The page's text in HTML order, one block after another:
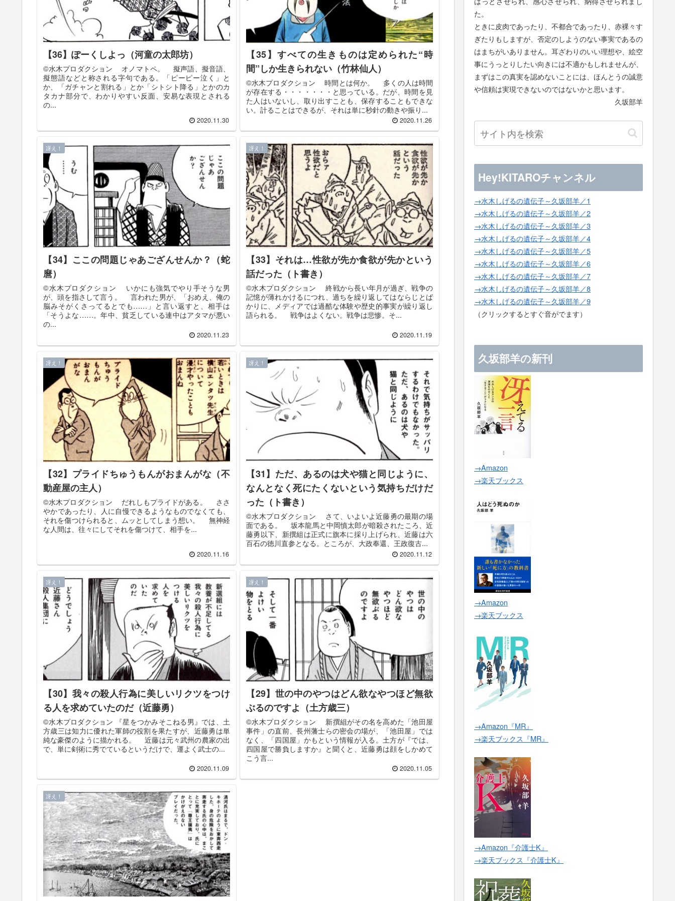
【36】ぽーくしよっ（河童の太郎坊）
©️水木プロダクション オノマトペ。 擬声語、擬音語、
擬態語などと称される字句である。「ピーピー泣く」と
か、「ガチャンと割れる」とか「シトシト降る」とかのカ
タカナ部分で、わかりやすい反面、安易な表現とされる
の...
2020.11.30
【35】すべての生きものは定められた“時
間”しか生きられない（竹林仙人）
©️水木プロダクション 時間とは何か。 多くの人は時間
が存在する・・・・・・・と思っている。だが、時間を見
た人はいないし、取り出すことも、保存することもできな
い。計ることはできるが、それは単に秒針の動きや振り...
2020.11.26
冴え！
【34】ここの問題じゃあござんせんか？（蛇
麿）
©️水木プロダクション いかにも強気でやり手そうな男
が、頭を指さして言う。 言われた男が、「おめえ、俺の
脳みそがくさってるとでも……」と言い返すと、相手は
「そうよな……。年中、貧乏している連中はアタマが悪い
の...
2020.11.23
冴え！
【33】それは…性欲が先か食欲が先かという
話だった（ト書き）
©️水木プロダクション 終戦から長い年月が過ぎ、戦争の
記憶が薄れかけるにつれ、過ちを繰り返してはならじとば
かりに、メディアでは過酷な体験や歴史的事実が繰り返し
語られる。 戦争はよくない。戦争は悲惨。そ...
2020.11.19
冴え！
【32】プライドちゅうもんがおまんがな（不
動産屋の主人）
©️水木プロダクション だれしもプライドがある。 ささ
やかであったり、人に自慢できるようなものでなくても、
それを傷つけられると、ムッとしてしまう想い。 無神経
な人間は、往々にしてそれを傷つけて、相手を...
2020.11.16
冴え！
【31】ただ、あるのは犬や猫と同じように、
なんとなく死にたくないという気持ちだけだ
った（ト書き）
©️水木プロダクション さて、いよいよ近藤勇の最期の場
面である。 坂本龍馬と中岡慎太郎が暗殺されたころ、近
藤勇以下、新撰組は正式に旗本に採り上げられ、近藤は六
百石の徳川直参となる。ところが、大政奉還、王政復古...
2020.11.12
冴え！
【30】我々の殺人行為に美しいリクツをつけ
る人を求めていたのだ（近藤勇）
©️水木プロダクション 『星をつかみそこねる男』では、土
方歳三は知力に優れた軍師の役割を果たすが、近藤勇は単
純な豪傑のように描かれる。 近藤は元々武州の農家の出
で、単に剣術に秀でているというだけで、運よく武士の...
2020.11.09
冴え！
【29】世の中のやつはどん欲なやつほど無欲
ぶるのですよ（土方歳三）
©️水木プロダクション 新撰組がその名を高めた「池田屋
事件」の直前、長州藩士らの密会の場が、「池田屋」では
なく、「四国屋」かもという情報が入る。土方が『では、
四国屋で勝負しますか』と聞くと、近藤勇は顔をしかめて
こう言...
2020.11.05
冴え！
た。
ときに皮肉であったり、不都合であったり、赤裸々す
ぎたりもしますが、否定のしようのない事実であるの
はまちがいありません。耳ざわりのいい理想や、絵空
事にうっとりしたい向きには不適かもしれませんが、
まずはこの真実を認めないことには、ほんとうの誠意
や信頼は実現できないのではないかと思います。
久坂部羊
Hey!KITAROチャンネル
→水木しげるの遺伝子～久坂部羊／1
→水木しげるの遺伝子～久坂部羊／2
→水木しげるの遺伝子～久坂部羊／3
→水木しげるの遺伝子～久坂部羊／4
→水木しげるの遺伝子～久坂部羊／5
→水木しげるの遺伝子～久坂部羊／6
→水木しげるの遺伝子～久坂部羊／7
→水木しげるの遺伝子～久坂部羊／8
→水木しげるの遺伝子～久坂部羊／9
（クリックするとすぐ音がでます）
久坂部羊の新刊
→Amazon
→楽天ブックス
→Amazon
→楽天ブックス
→Amazon『MR』
→楽天ブックス『MR』
→Amazon『介護士K』
→楽天ブックス『介護士K』